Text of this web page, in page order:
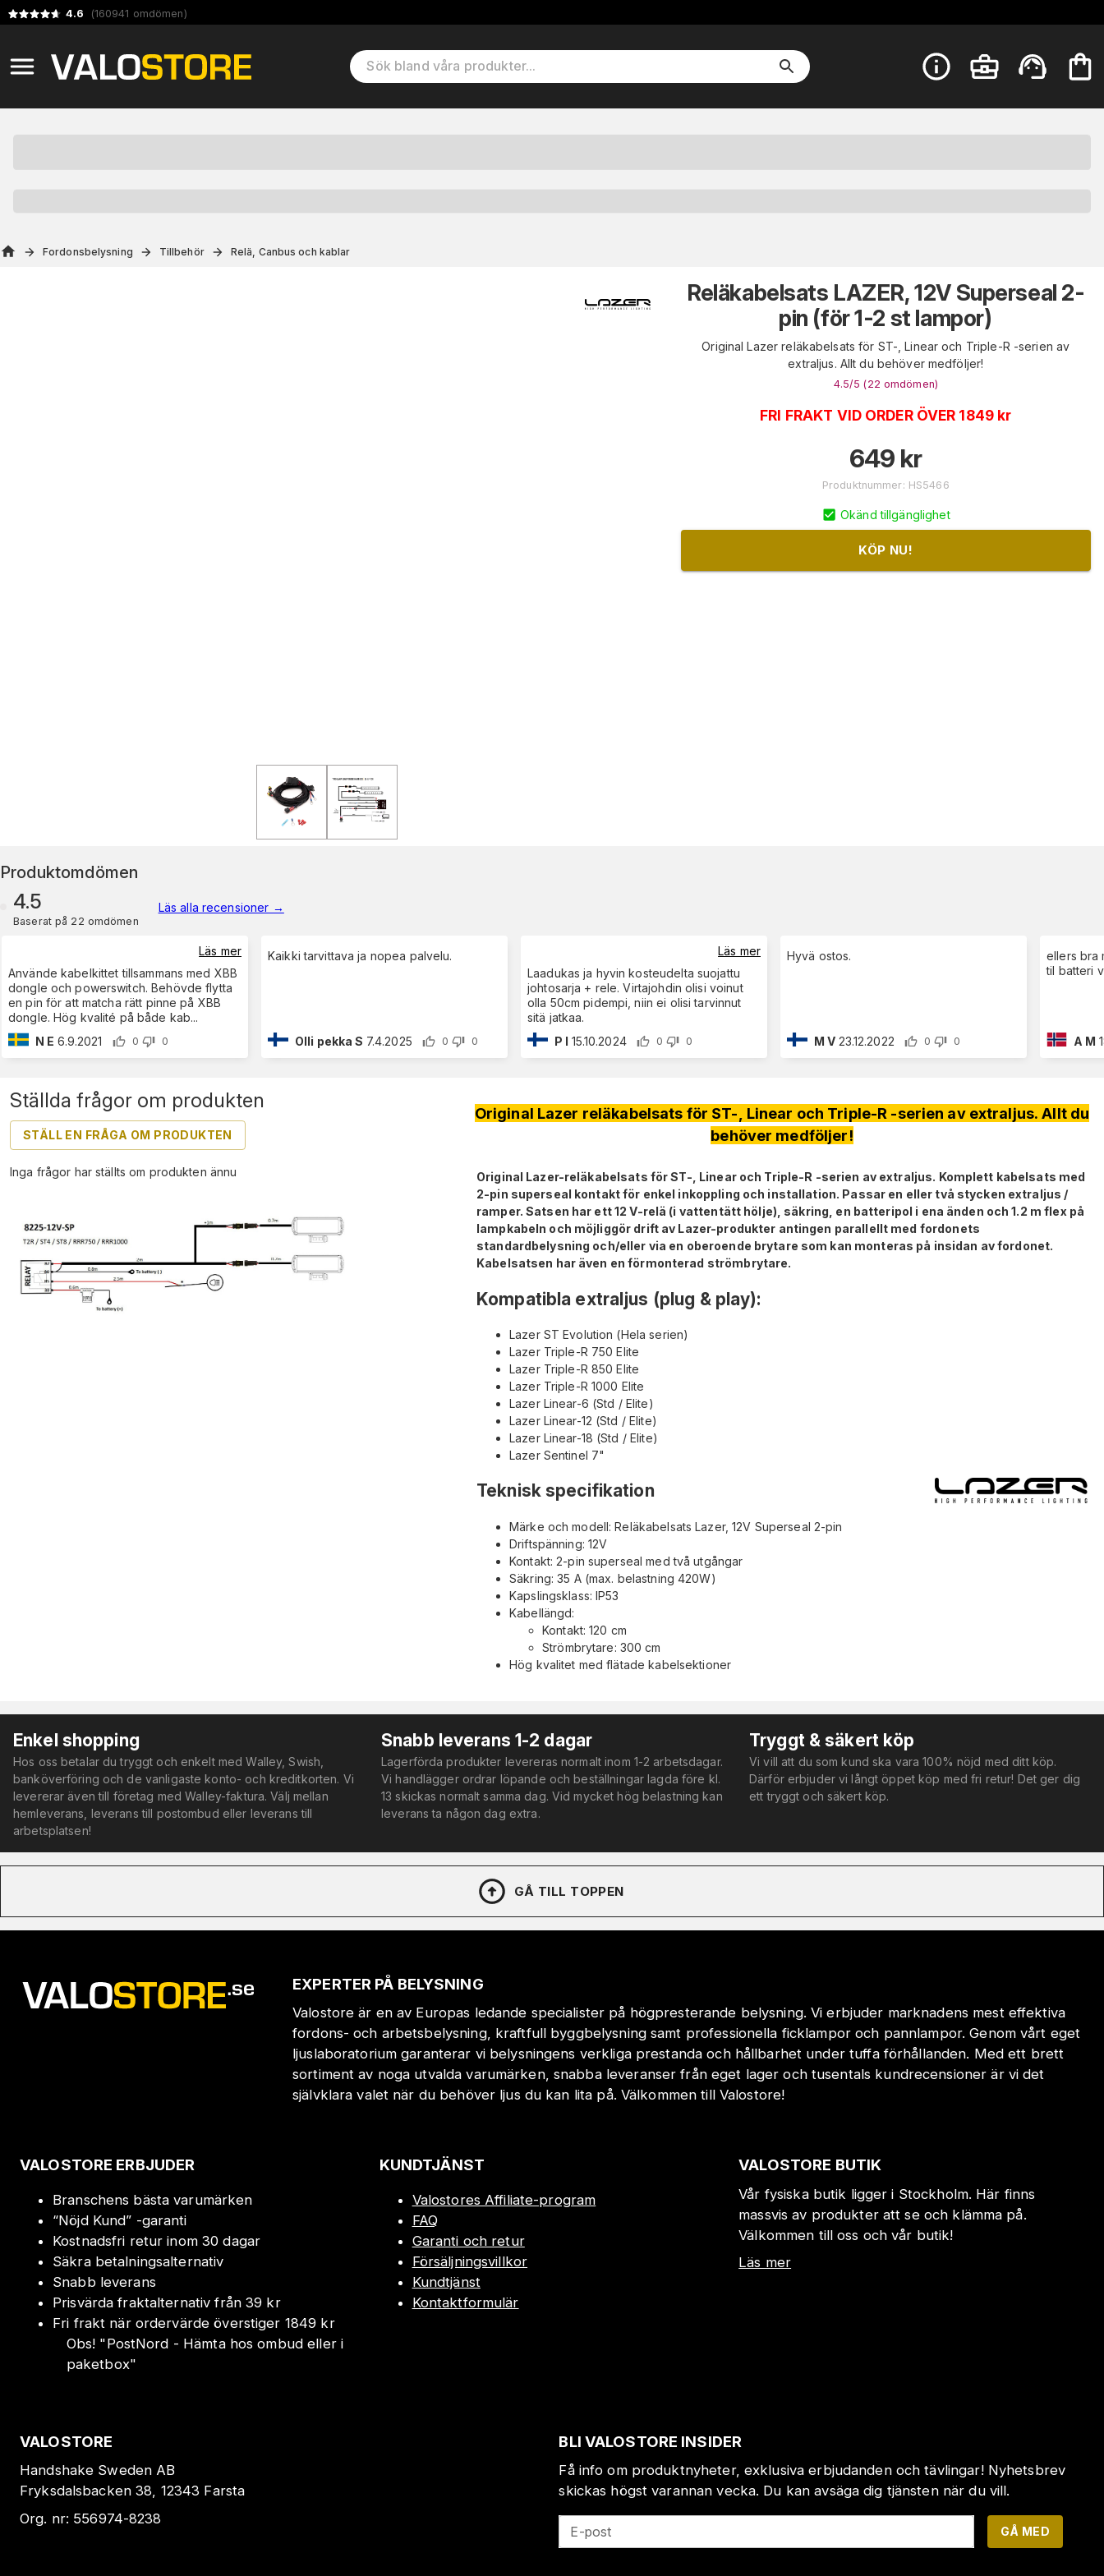
4.6 (160941 omdömen)
Fordonsbelysning Tillbehör Relä, Canbus och kablar
Reläkabelsats LAZER, 12V Superseal 2-
pin (för 1-2 st lampor)
Original Lazer reläkabelsats för ST-, Linear och Triple-R -serien av
extraljus. Allt du behöver medföljer!
4.5/5 (22 omdömen)
FRI FRAKT VID ORDER ÖVER 1849 kr
649 kr
Produktnummer: HS5466
Okänd tillgänglighet
KÖP NU!
Produktomdömen
4.5
Baserat på 22 omdömen
Läs alla recensioner →
Läs mer
Använde kabelkittet tillsammans med XBB
dongle och powerswitch. Behövde flytta
en pin för att matcha rätt pinne på XBB
dongle. Hög kvalité på både kab...
N E 6.9.2021 0 0
Kaikki tarvittava ja nopea palvelu.
Olli pekka S 7.4.2025 0 0
Läs mer
Laadukas ja hyvin kosteudelta suojattu
johtosarja + rele. Virtajohdin olisi voinut
olla 50cm pidempi, niin ei olisi tarvinnut
sitä jatkaa.
P I 15.10.2024 0 0
Hyvä ostos.
M V 23.12.2022 0 0
ellers bra
til batteri
A M
Ställda frågor om produkten
STÄLL EN FRÅGA OM PRODUKTEN
Inga frågor har ställts om produkten ännu
Original Lazer reläkabelsats för ST-, Linear och Triple-R -serien av extraljus. Allt du
behöver medföljer!
Original Lazer-reläkabelsats för ST-, Linear och Triple-R -serien av extraljus. Komplett kabelsats med
2-pin superseal kontakt för enkel inkoppling och installation. Passar en eller två stycken extraljus /
ramper. Satsen har ett 12 V-relä (i vattentätt hölje), säkring, en batteripol i ena änden och 1.2 m flex på
lampkabeln och möjliggör drift av Lazer-produkter antingen parallellt med fordonets
standardbelysning och/eller via en oberoende brytare som kan monteras på insidan av fordonet.
Kabelsatsen har även en förmonterad strömbrytare.
Kompatibla extraljus (plug & play):
Lazer ST Evolution (Hela serien)
Lazer Triple-R 750 Elite
Lazer Triple-R 850 Elite
Lazer Triple-R 1000 Elite
Lazer Linear-6 (Std / Elite)
Lazer Linear-12 (Std / Elite)
Lazer Linear-18 (Std / Elite)
Lazer Sentinel 7"
Teknisk specifikation
Märke och modell: Reläkabelsats Lazer, 12V Superseal 2-pin
Driftspänning: 12V
Kontakt: 2-pin superseal med två utgångar
Säkring: 35 A (max. belastning 420W)
Kapslingsklass: IP53
Kabellängd:
Kontakt: 120 cm
Strömbrytare: 300 cm
Hög kvalitet med flätade kabelsektioner
Enkel shopping
Hos oss betalar du tryggt och enkelt med Walley, Swish,
banköverföring och de vanligaste konto- och kreditkorten. Vi
levererar även till företag med Walley-faktura. Välj mellan
hemleverans, leverans till postombud eller leverans till
arbetsplatsen!
Snabb leverans 1-2 dagar
Lagerförda produkter levereras normalt inom 1-2 arbetsdagar.
Vi handlägger ordrar löpande och beställningar lagda före kl.
13 skickas normalt samma dag. Vid mycket hög belastning kan
leverans ta någon dag extra.
Tryggt & säkert köp
Vi vill att du som kund ska vara 100% nöjd med ditt köp.
Därför erbjuder vi långt öppet köp med fri retur! Det ger dig
ett tryggt och säkert köp.
GÅ TILL TOPPEN
EXPERTER PÅ BELYSNING
Valostore är en av Europas ledande specialister på högpresterande belysning. Vi erbjuder marknadens mest effektiva
fordons- och arbetsbelysning, kraftfull byggbelysning samt professionella ficklampor och pannlampor. Genom vårt eget
ljuslaboratorium garanterar vi belysningens verkliga prestanda och hållbarhet under tuffa förhållanden. Med ett brett
sortiment av noga utvalda varumärken, snabba leveranser från eget lager och tusentals kundrecensioner är vi det
självklara valet när du behöver ljus du kan lita på. Välkommen till Valostore!
VALOSTORE ERBJUDER
Branschens bästa varumärken
“Nöjd Kund” -garanti
Kostnadsfri retur inom 30 dagar
Säkra betalningsalternativ
Snabb leverans
Prisvärda fraktalternativ från 39 kr
Fri frakt när ordervärde överstiger 1849 kr
Obs! "PostNord - Hämta hos ombud eller i
paketbox"
KUNDTJÄNST
Valostores Affiliate-program
FAQ
Garanti och retur
Försäljningsvillkor
Kundtjänst
Kontaktformulär
VALOSTORE BUTIK
Vår fysiska butik ligger i Stockholm. Här finns
massvis av produkter att se och klämma på.
Välkommen till oss och vår butik!
Läs mer
VALOSTORE
Handshake Sweden AB
Fryksdalsbacken 38, 12343 Farsta
Org. nr: 556974-8238
BLI VALOSTORE INSIDER
Få info om produktnyheter, exklusiva erbjudanden och tävlingar! Nyhetsbrev
skickas högst varannan vecka. Du kan avsäga dig tjänsten när du vill.
E-post GÅ MED